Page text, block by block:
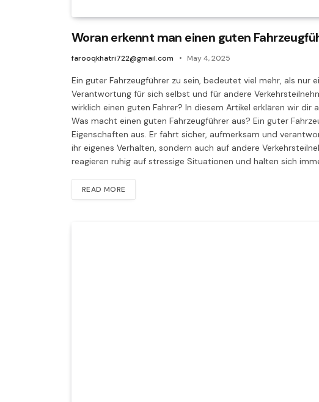
Woran erkennt man einen guten
farooqkhatri722@gmail.com May 4, 2025
Ein guter Fahrzeugführer zu sein, bedeutet viel mehr, als nur
Verantwortung für sich selbst und für andere
wirklich einen guten Fahrer? In diesem Artikel erklären wir
Was macht einen guten Fahrzeugführer aus? Ein guter
Eigenschaften aus. Er fährt sicher, aufmerksam und
ihr eigenes Verhalten, sondern auch auf andere
reagieren ruhig auf stressige Situationen und halten sich
READ MORE